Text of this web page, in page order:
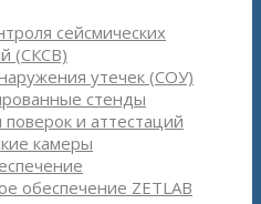
сейсмических
(СКСВ)
утечек (СОУ)
стенды
и аттестаций
камеры
обеспечение ZETLAB